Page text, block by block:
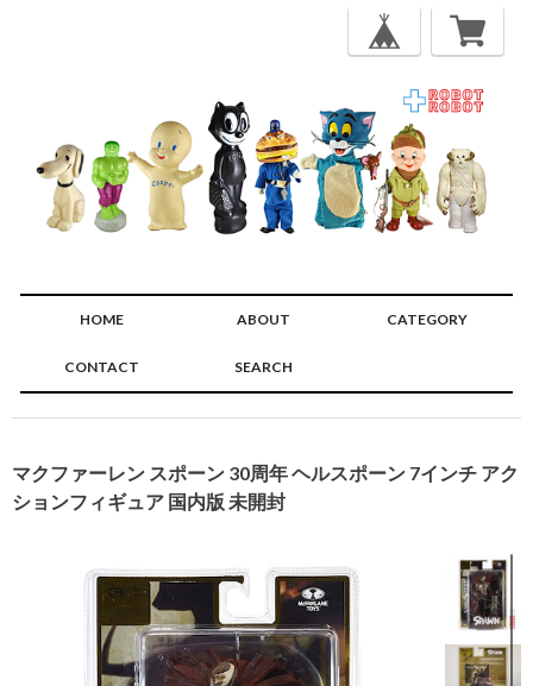
HOME ABOUT CATEGORY
CONTACT SEARCH
マクファーレン スポーン 30周年 ヘルスポーン 7インチ アク
ションフィギュア 国内版 未開封